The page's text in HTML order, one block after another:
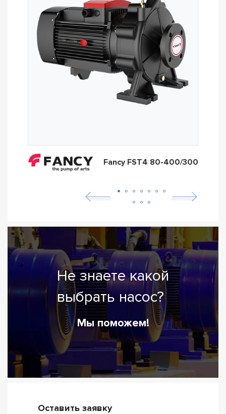
Fancy FST4 80-400/300
Не знаете какой
выбрать насос?
Мы поможем!
Оставить заявку